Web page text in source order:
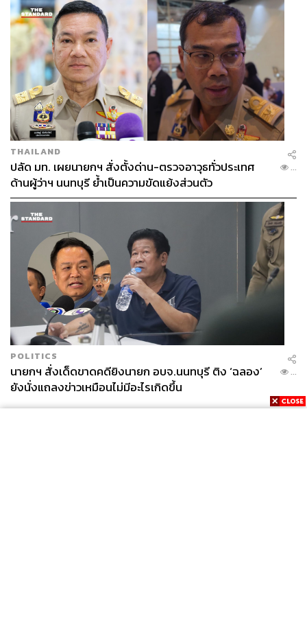
THAILAND
ปลัด มท. เผยนายกฯ สั่งตั้งด่าน-ตรวจอาวุธทั่วประเทศ
ด้านผู้ว่าฯ นนทบุรี ย้ำเป็นความขัดแย้งส่วนตัว
...
POLITICS
นายกฯ สั่งเด็ดขาดคดียิงนายก อบจ.นนทบุรี ติง ‘ฉลอง’
ยังนั่งแถลงข่าวเหมือนไม่มีอะไรเกิดขึ้น
...